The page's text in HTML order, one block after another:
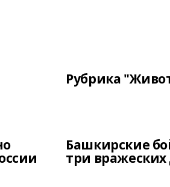
Рубрика
Башкирские
три вражеских